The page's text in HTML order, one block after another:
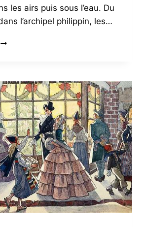
les airs puis sous l’eau. Du
l’archipel philippin, les…